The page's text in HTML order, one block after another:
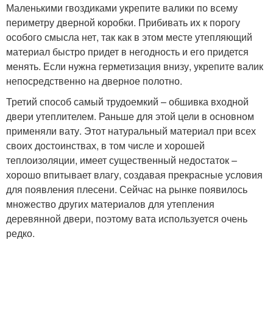
Маленькими гвоздиками укрепите валики по всему
периметру дверной коробки. Прибивать их к порогу
особого смысла нет, так как в этом месте утепляющий
материал быстро придет в негодность и его придется
менять. Если нужна герметизация внизу, укрепите валик
непосредственно на дверное полотно.
Третий способ самый трудоемкий – обшивка входной
двери утеплителем. Раньше для этой цели в основном
применяли вату. Этот натуральный материал при всех
своих достоинствах, в том числе и хорошей
теплоизоляции, имеет существенный недостаток –
хорошо впитывает влагу, создавая прекрасные условия
для появления плесени. Сейчас на рынке появилось
множество других материалов для утепления
деревянной двери, поэтому вата используется очень
редко.